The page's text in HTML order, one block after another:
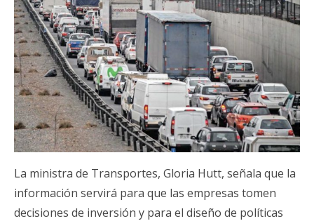
La ministra de Transportes, Gloria Hutt, señala que la
información servirá para que las empresas tomen
decisiones de inversión y para el diseño de políticas